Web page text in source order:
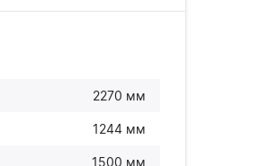
2270 мм
1244 мм
1500 мм